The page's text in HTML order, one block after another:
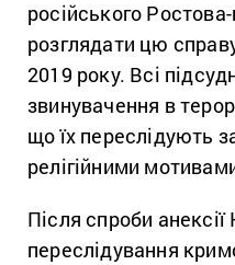
російського
розглядати цю
2019 року. Всі
звинувачення в
що їх переслідують
релігійними
Після спроби
переслідування